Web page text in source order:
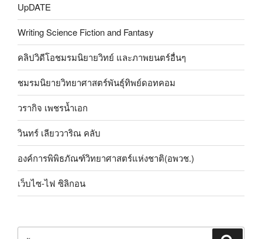
UpDATE
Writing Science Fiction and Fantasy
คลิปวิดีโอชมรมนิยายวิทย์ และภาพยนตร์อื่นๆ
ชมรมนิยายวิทยาศาสตร์พันธุ์ทิพย์ดอทคอม
วรากิจ เพชรน้ำเอก
วินทร์ เลียววาริณ คลับ
องค์การพิพิธภัณฑ์วิทยาศาสตร์แห่งชาติ(อพวช.)
เว็บไซ-ไฟ ซิลิกอน